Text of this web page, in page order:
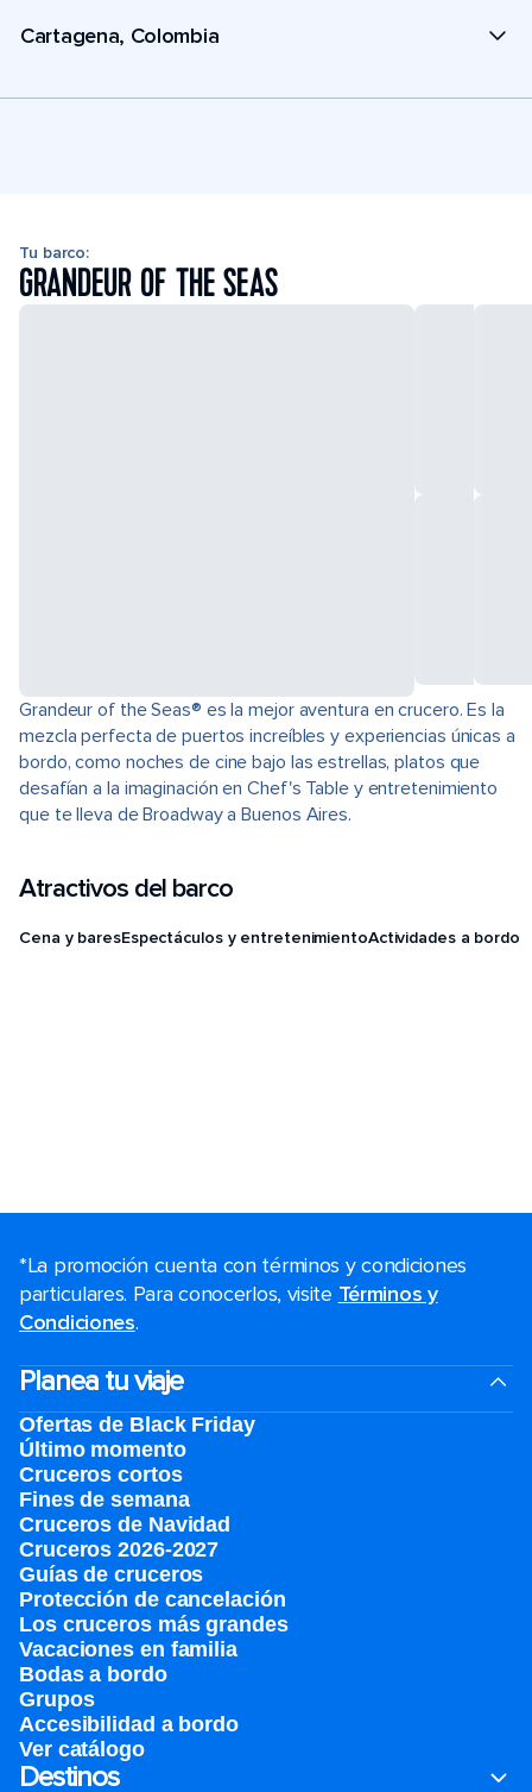
Cartagena, Colombia
Tu barco:
GRANDEUR OF THE SEAS
Grandeur of the Seas® es la mejor aventura en crucero. Es la
mezcla perfecta de puertos increíbles y experiencias únicas a
bordo, como noches de cine bajo las estrellas, platos que
desafían a la imaginación en Chef's Table y entretenimiento
que te lleva de Broadway a Buenos Aires.
Atractivos del barco
Cena y baresEspectáculos y entretenimientoActividades a bordo
*La promoción cuenta con términos y condiciones
particulares. Para conocerlos, visite Términos y
Condiciones.
Planea tu viaje
Ofertas de Black Friday
Último momento
Cruceros cortos
Fines de semana
Cruceros de Navidad
Cruceros 2026-2027
Guías de cruceros
Protección de cancelación
Los cruceros más grandes
Vacaciones en familia
Bodas a bordo
Grupos
Accesibilidad a bordo
Ver catálogo
Destinos